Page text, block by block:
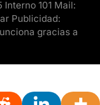
101 Mail:
Publicidad:
gracias a